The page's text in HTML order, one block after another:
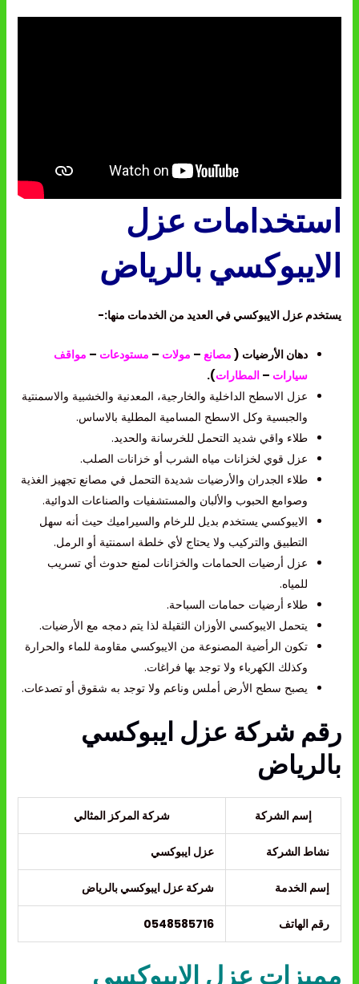
استخدامات عزل
الايبوكسي بالرياض
يستخدم عزل الايبوكسي في العديد من الخدمات منها:-
دهان الأرضيات ( مصانع– مولات – مستودعات – مواقف
سيارات – المطارات).
عزل الاسطح الداخلية والخارجية، المعدنية والخشبية والاسمنتية
والجبسية وكل الاسطح المسامية المطلية بالاساس.
طلاء واقي شديد التحمل للخرسانة والحديد.
عزل قوي لخزانات مياه الشرب أو خزانات الصلب.
طلاء الجدران والأرضيات شديدة التحمل في مصانع تجهيز الغذية
وصوامع الحبوب والألبان والمستشفيات والصناعات الدوائية.
الايبوكسي يستخدم بديل للرخام والسيراميك حيث أنه سهل
التطبيق والتركيب ولا يحتاج لأي خلطة اسمنتية أو الرمل.
عزل أرضيات الحمامات والخزانات لمنع حدوث أي تسريب
للمياه.
طلاء أرضيات حمامات السباحة.
يتحمل الايبوكسي الأوزان الثقيلة لذا يتم دمجه مع الأرضيات.
تكون الرأضية المصنوعة من الايبوكسي مقاومة للماء والحرارة
وكذلك الكهرباء ولا توجد بها فراغات.
يصبح سطح الأرض أملس وناعم ولا توجد به شقوق أو تصدعات.
رقم شركة عزل ايبوكسي
بالرياض
إسم الشركة شركة المركز المثالي
نشاط الشركة عزل ايبوكسي
إسم الخدمة شركة عزل ايبوكسي بالرياض
رقم الهاتف 0548585716
مميزات عزل الايبوكسي